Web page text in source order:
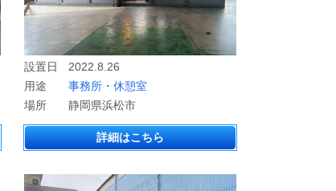
設置日
2022.8.26
用途
事務所・休憩室
場所
静岡県浜松市
詳細はこちら